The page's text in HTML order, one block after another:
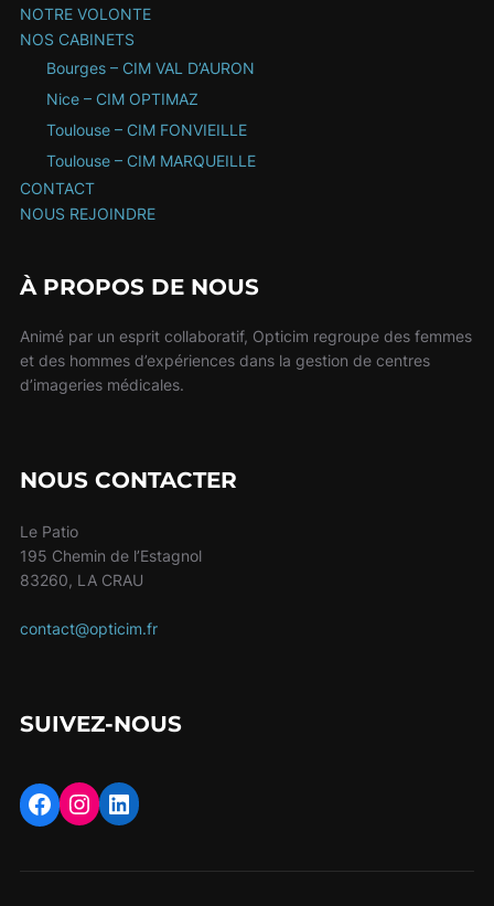
NOTRE VOLONTE
NOS CABINETS
Bourges – CIM VAL D’AURON
Nice – CIM OPTIMAZ
Toulouse – CIM FONVIEILLE
Toulouse – CIM MARQUEILLE
CONTACT
NOUS REJOINDRE
À PROPOS DE NOUS
Animé par un esprit collaboratif, Opticim regroupe des femmes
et des hommes d’expériences dans la gestion de centres
d’imageries médicales.
NOUS CONTACTER
Le Patio
195 Chemin de l’Estagnol
83260, LA CRAU
contact@opticim.fr
SUIVEZ-NOUS
Facebook
Instagram
LinkedIn